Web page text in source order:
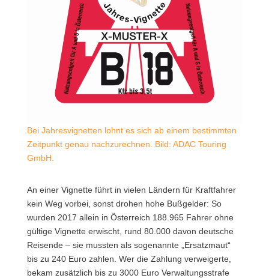
Bei Jahresvignetten lohnt es sich ab einem bestimmten
Zeitpunkt genau nachzurechnen. Bild: ADAC Touring
GmbH.
An einer Vignette führt in vielen Ländern für Kraftfahrer
kein Weg vorbei, sonst drohen hohe Bußgelder: So
wurden 2017 allein in Österreich 188.965 Fahrer ohne
gültige Vignette erwischt, rund 80.000 davon deutsche
Reisende – sie mussten als sogenannte „Ersatzmaut“
bis zu 240 Euro zahlen. Wer die Zahlung verweigerte,
bekam zusätzlich bis zu 3000 Euro Verwaltungsstrafe